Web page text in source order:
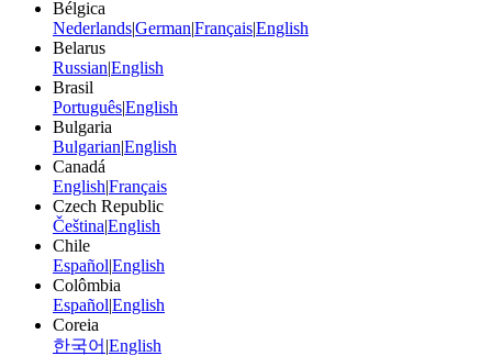
Bélgica
Nederlands|German|Français|English
Belarus
Russian|English
Brasil
Português|English
Bulgaria
Bulgarian|English
Canadá
English|Français
Czech Republic
Čeština|English
Chile
Español|English
Colômbia
Español|English
Coreia
한국어 |English